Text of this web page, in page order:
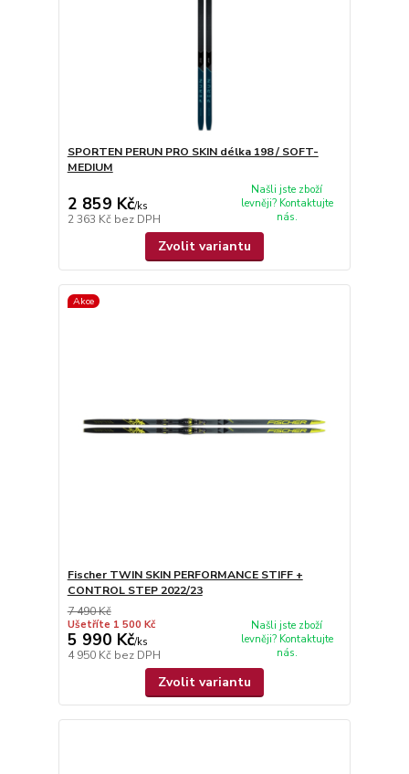
SPORTEN PERUN PRO SKIN délka 198 / SOFT-
MEDIUM
2 859 Kč/ks
2 363 Kč bez DPH
Našli jste zboží
levněji? Kontaktujte
nás.
Zvolit variantu
Akce
Fischer TWIN SKIN PERFORMANCE STIFF +
CONTROL STEP 2022/23
7 490 Kč
Ušetříte 1 500 Kč
5 990 Kč/ks
4 950 Kč bez DPH
Našli jste zboží
levněji? Kontaktujte
nás.
Zvolit variantu